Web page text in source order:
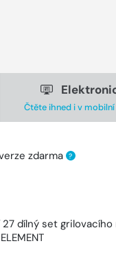
Čtěte ihned i v
zdarma ?
27 dílný set grilovacího